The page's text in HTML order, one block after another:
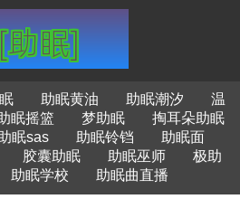
助眠黄油 助眠潮汐
温
眠摇篮 梦助眠
掏耳朵助眠
助眠sas 助眠铃铛
助眠面
胶囊助眠 助眠巫师
极助
助眠学校 助眠曲直播